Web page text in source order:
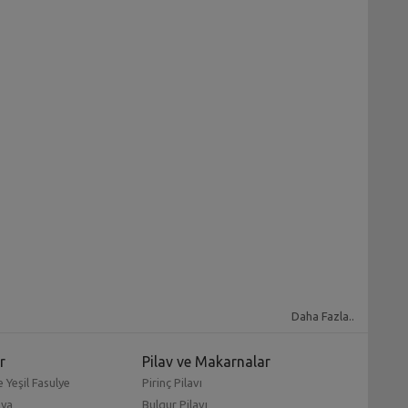
Daha Fazla..
Yeşil Fasulye
Pilav ve Makarnalar
Pirinç Pilavı
Bulgur Pilavı